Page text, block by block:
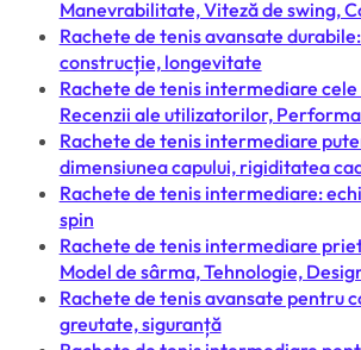
Manevrabilitate, Viteză de swing,
Rachete de tenis avansate
construcție, longevitate
Rachete de tenis intermediare
Recenzii ale utilizatorilor,
Rachete de tenis intermediare
dimensiunea capului, rigiditatea
Rachete de tenis intermediare:
spin
Rachete de tenis intermediare
Model de sârma, Tehnologie,
Rachete de tenis avansate pentru
greutate, siguranță